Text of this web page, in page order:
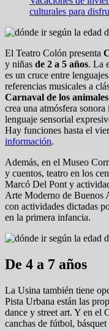
culturales para
El Teatro Colón presenta
y niñas de 2 a 5 años. La
es un cruce entre
referencias musicales a
Carnaval de los animales
crea una atmósfera
lenguaje sensorial
Hay funciones hasta el
información.
Además, en el Museo
y cuentos, teatro en los
Marcó Del Pont y
Arte Moderno de Buenos
con actividades dictadas
en la primera infancia.
De 4 a 7 años
La Usina también tiene
Pista Urbana están las
dance y street art. Y en el
canchas de fútbol,